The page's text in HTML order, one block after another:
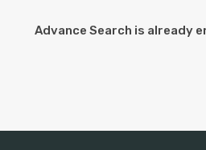
Advance Search is already